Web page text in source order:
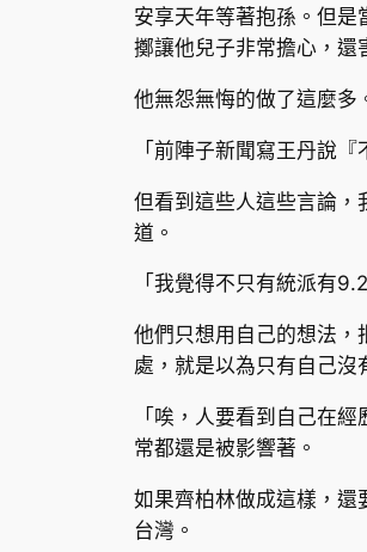
安享天年等著抱孫。但
擲讓他兒子非常擔心，還
他無怨無悔的做了這麼多
「前陣子新聞寫王丹說
但看到這些人這些言論，
道。
「我覺得不只有統派有
他們只想用自己的想法，
處，就是以為只有自己沒
「唉，人要看到自己在
常都還是被影響著。
如果齊柏林做成這樣，還
台灣。